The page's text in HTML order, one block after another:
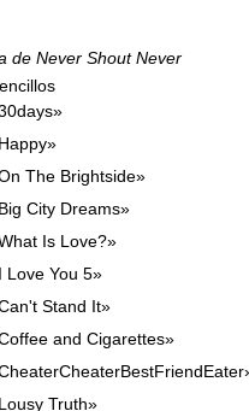
de Never Shout Never
The Brightside»
City Dreams»
Is Love?»
Love You 5»
Stand It»
and Cigarettes»
Truth»